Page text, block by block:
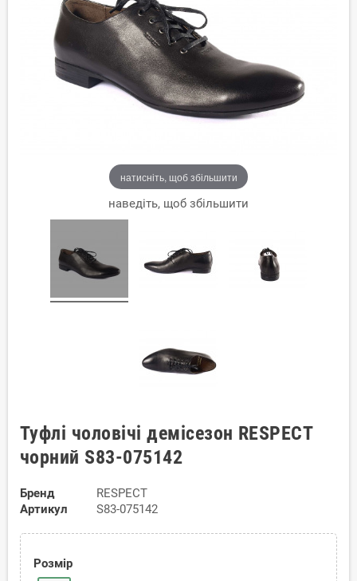
натисніть, щоб збільшити
наведіть, щоб збільшити
Туфлі чоловічі демісезон RESPECT
чорний S83-075142
Бренд
RESPECT
Артикул
S83-075142
Розмір